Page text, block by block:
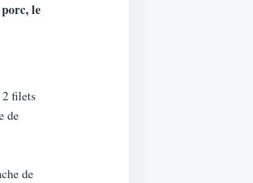
le
filets
de
de